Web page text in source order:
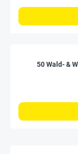
50 Wald- &